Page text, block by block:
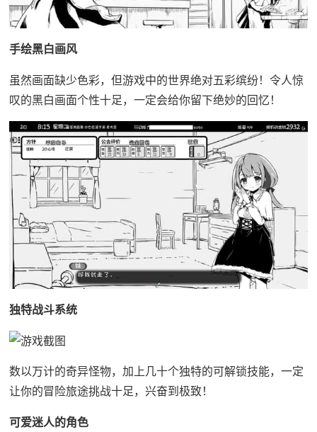
手绘黑白画风
虽然画面缺少色彩，但游戏中的世界绝对五彩缤纷！令人惊
叹的黑白画面个性十足，一定会给你留下绝妙的回忆！
独特战斗系统
数以万计的奇异怪物，加上几十个独特的可解锁技能，一定
让你的冒险旅途挑战十足，兴奋到极致！
可爱迷人的角色